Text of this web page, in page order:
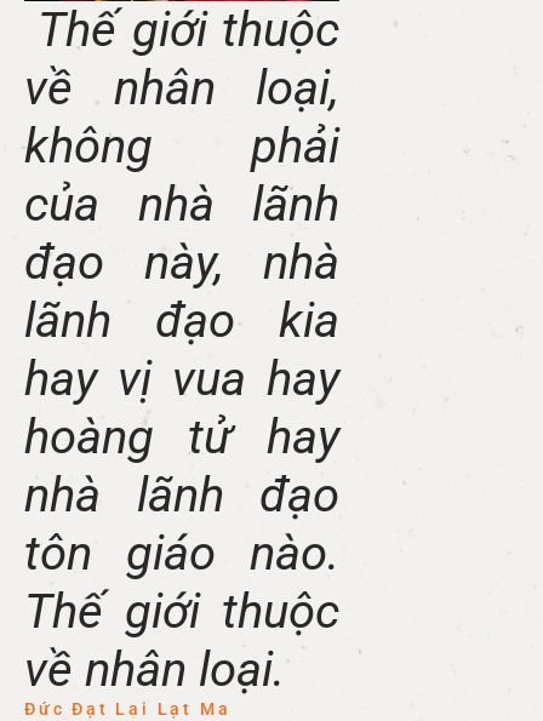
Thế giới thuộc
về nhân loại,
không phải
của nhà lãnh
đạo này, nhà
lãnh đạo kia
hay vị vua hay
hoàng tử hay
nhà lãnh đạo
tôn giáo nào.
Thế giới thuộc
về nhân loại.
Đức Đạt Lai Lạt Ma​